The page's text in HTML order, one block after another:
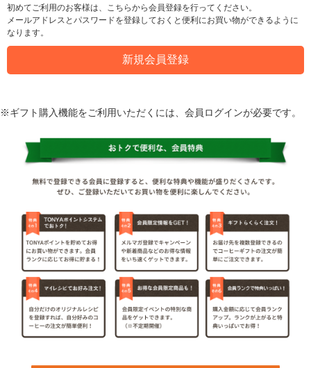
初めてご利用のお客様は、こちらから会員登録を行ってください。
メールアドレスとパスワードを登録しておくと便利にお買い物ができるように
なります。
※ギフト購入機能をご利用いただくには、会員ログインが必要です。